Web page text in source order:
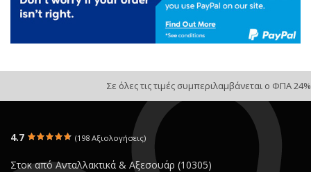
Σε όλες τις τιμές συμπεριλαμβάνεται ο ΦΠΑ 24%
4.7 (198 Αξιολογήσεις)
Στοκ από Ανταλλακτικά & Αξεσουάρ (10305)